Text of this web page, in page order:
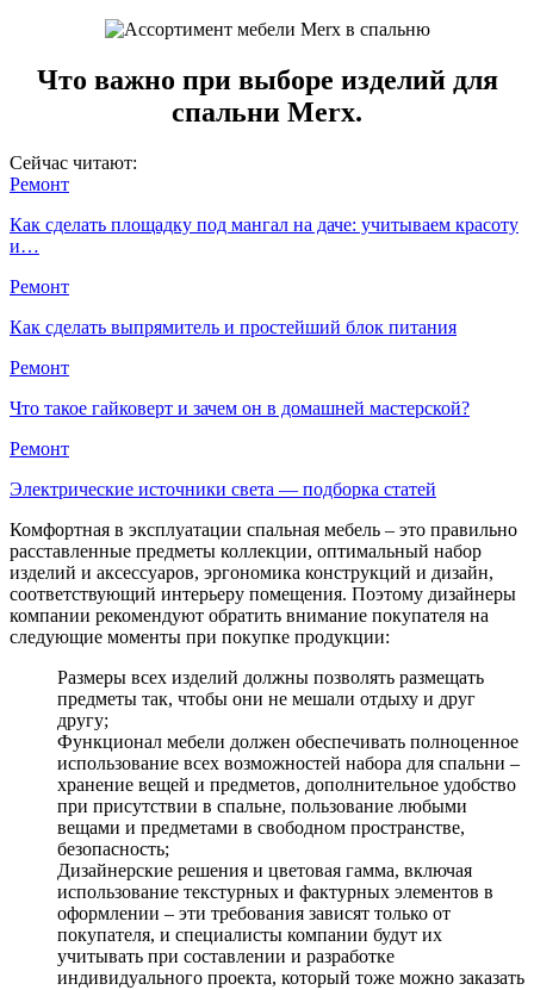
Что важно при выборе изделий для
спальни Merx.
Сейчас читают:
Ремонт
Как сделать площадку под мангал на даче: учитываем красоту
и…
Ремонт
Как сделать выпрямитель и простейший блок питания
Ремонт
Что такое гайковерт и зачем он в домашней мастерской?
Ремонт
Электрические источники света — подборка статей
Комфортная в эксплуатации спальная мебель – это правильно
расставленные предметы коллекции, оптимальный набор
изделий и аксессуаров, эргономика конструкций и дизайн,
соответствующий интерьеру помещения. Поэтому дизайнеры
компании рекомендуют обратить внимание покупателя на
следующие моменты при покупке продукции:
Размеры всех изделий должны позволять размещать
предметы так, чтобы они не мешали отдыху и друг
другу;
Функционал мебели должен обеспечивать полноценное
использование всех возможностей набора для спальни –
хранение вещей и предметов, дополнительное удобство
при присутствии в спальне, пользование любыми
вещами и предметами в свободном пространстве,
безопасность;
Дизайнерские решения и цветовая гамма, включая
использование текстурных и фактурных элементов в
оформлении – эти требования зависят только от
покупателя, и специалисты компании будут их
учитывать при составлении и разработке
индивидуального проекта, который тоже можно заказать